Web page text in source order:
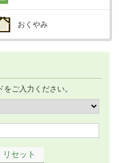
おくやみ
ご入力ください。